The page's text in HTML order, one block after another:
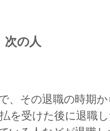
次の人
、その退職の時期
を受けた後に退職し